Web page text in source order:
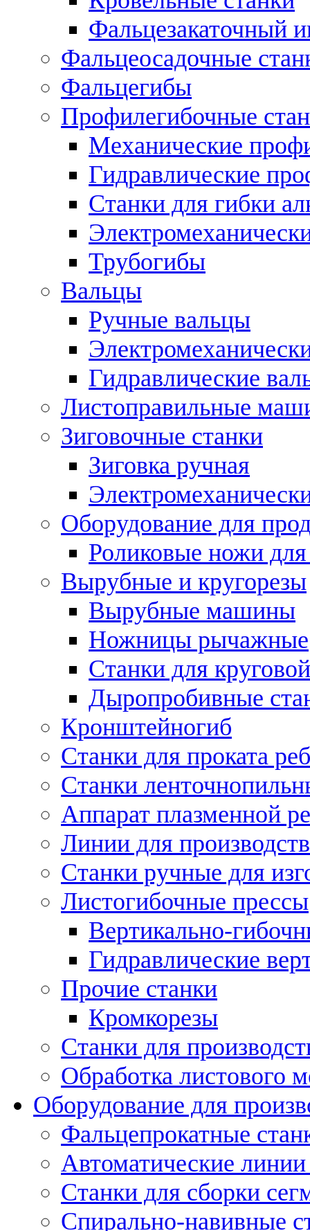
Фальцезакаточный
Фальцеосадочные
Фальцегибы
Профилегибочные
Механические
Гидравлические
Станки для гибки
Трубогибы
Вальцы
Ручные вальцы
Гидравлические
Листоправильные
Зиговочные станки
Зиговка ручная
Оборудование для
Роликовые ножи для
Вырубные и кругорезы
Вырубные машины
Ножницы рычажные
Станки для
Дыропробивные
Кронштейногиб
Станки для проката
Станки
Аппарат плазменной
Линии для
Станки ручные для
Листогибочные прессы
Вертикально-
Гидравлические
Прочие станки
Кромкорезы
Станки для
Обработка листового
Оборудование для
Фальцепрокатные
Автоматические линии
Станки для сборки
Спирально-навивные